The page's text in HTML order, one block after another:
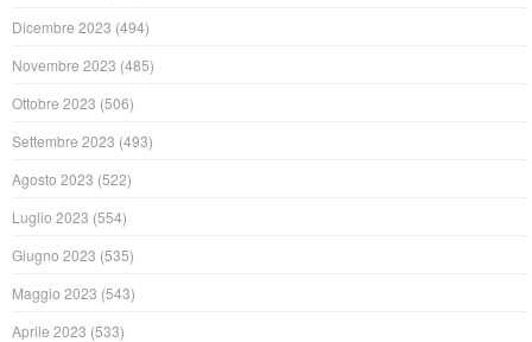
Dicembre 2023 (494)
Novembre 2023 (485)
Ottobre 2023 (506)
Settembre 2023 (493)
Agosto 2023 (522)
Luglio 2023 (554)
Giugno 2023 (535)
Maggio 2023 (543)
Aprile 2023 (533)